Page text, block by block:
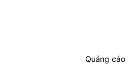
Quảng cáo